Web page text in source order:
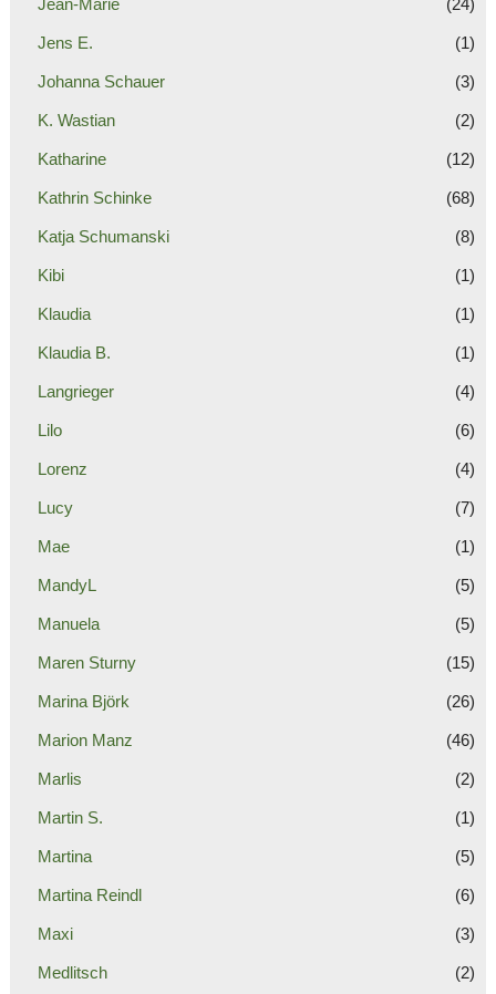
Jean-Marie (24)
Jens E. (1)
Johanna Schauer (3)
K. Wastian (2)
Katharine (12)
Kathrin Schinke (68)
Katja Schumanski (8)
Kibi (1)
Klaudia (1)
Klaudia B. (1)
Langrieger (4)
Lilo (6)
Lorenz (4)
Lucy (7)
Mae (1)
MandyL (5)
Manuela (5)
Maren Sturny (15)
Marina Björk (26)
Marion Manz (46)
Marlis (2)
Martin S. (1)
Martina (5)
Martina Reindl (6)
Maxi (3)
Medlitsch (2)